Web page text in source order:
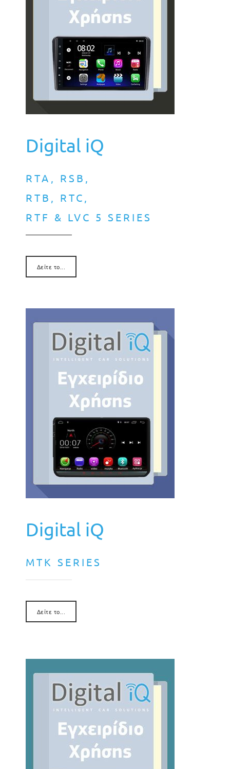
Digital iQ
RTA, RSB,
RTB, RTC,
RTF & LVC 5 SERIES
Δείτε το...
Digital iQ
MTK SERIES
Δείτε το...